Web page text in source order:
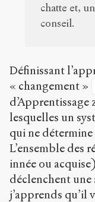
chatte et,
conseil.
Définissant
« changement »
d’Apprentissage
lesquelles un
qui ne
L’ensemble des
innée ou
déclenchent une
j’apprends qu’il